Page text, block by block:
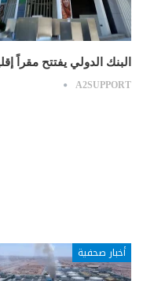
البنك الدولي يفتتح مقراً
A2SUPPORT
أخبار صحفية